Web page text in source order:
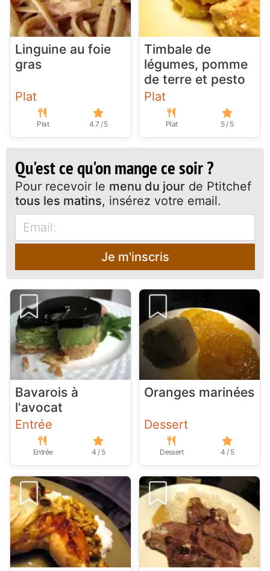
Linguine au foie
gras
Plat
Plat 4.7 / 5
Timbale de
légumes, pomme
de terre et pesto
Plat
Plat 5 / 5
Qu'est ce qu'on mange ce soir ?
Pour recevoir le menu du jour de Ptitchef
tous les matins, insérez votre email.
Je m'inscris
Bavarois à
l'avocat
Entrée
Entrée 4 / 5
Oranges marinées
Dessert
Dessert 4 / 5